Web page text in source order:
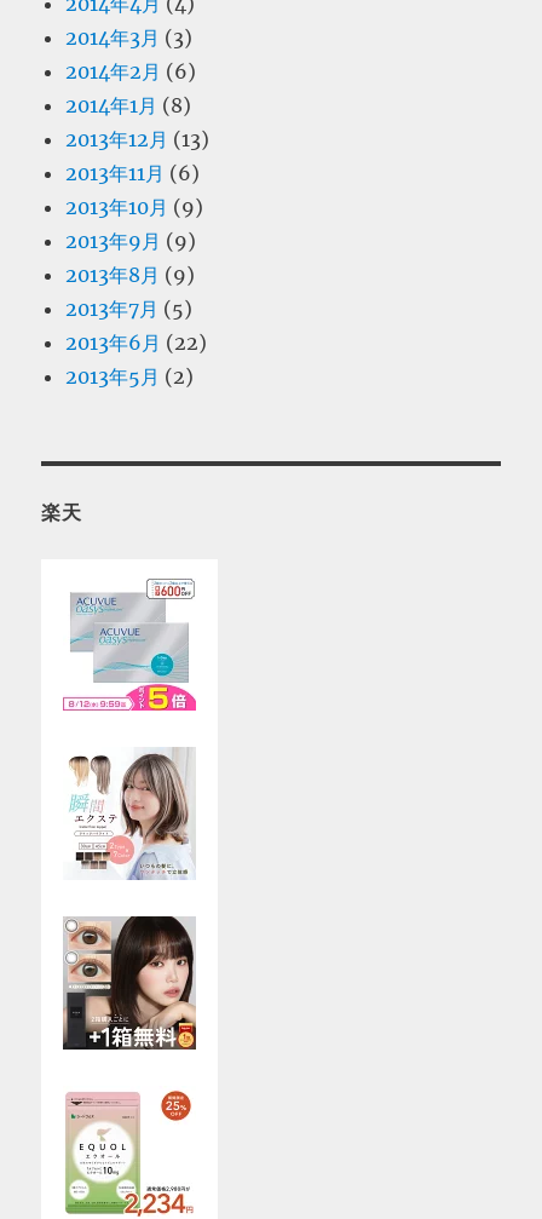
2014年3月 (3)
2014年2月 (6)
2014年1月 (8)
2013年12月 (13)
2013年11月 (6)
2013年10月 (9)
2013年9月 (9)
2013年8月 (9)
2013年7月 (5)
2013年6月 (22)
2013年5月 (2)
楽天